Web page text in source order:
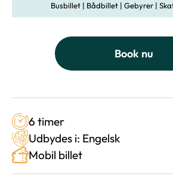
Busbillet | Bådbillet | Gebyrer |
Book nu
6 timer
Udbydes i: Engelsk
Mobil billet